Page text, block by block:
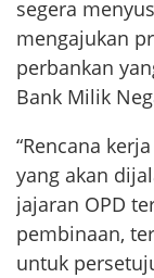
segera
mengajukan
perbankan
Bank Milik
“Rencana
yang akan
jajaran OPD
pembinaan,
untuk